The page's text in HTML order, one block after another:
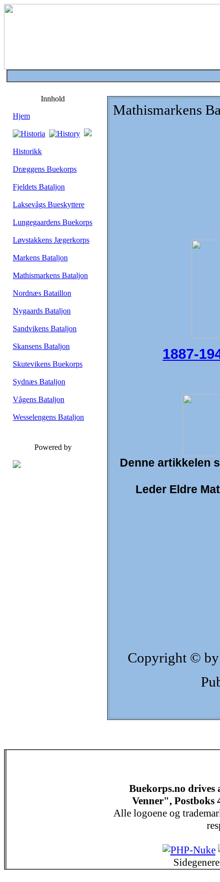
Innhold
Hjem
Historikk
Dræggens Buekorps
Fjeldets Bataljon
Laksevågs Bueskyttere
Lungegaardens Buekorps
Løvstakkens Jægerkorps
Markens Bataljon
Mathismarkens Bataljon
Nordnæs Bataillon
Nygaards Bataljon
Sandvikens Bataljon
Skansens Bataljon
Skutevikens Buekorps
Sydnæs Bataljon
Vågens Bataljon
Wesselengens Bataljon
Powered by
Mathismarkens
1887-
Denne artikkelen
Leder Eldre
Copyright © by
Buekorps.no drives
Venner", Postboks
Alle logoene og